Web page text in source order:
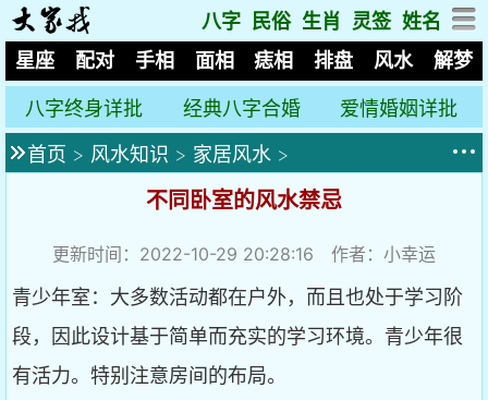
八字 民俗 生肖 灵签 姓名
星座
配对 手相 面相 痣相 排盘 风水 解梦
八字终身详批 经典八字合婚
爱情婚姻详批
首页 > 风水知识 > 家居风水 >
不同卧室的风水禁忌
更新时间：2022-10-29 20:28:16 作者：小幸运
青少年室：大多数活动都在户外，而且也处于学习阶
段，因此设计基于简单而充实的学习环境。青少年很
有活力。特别注意房间的布局。